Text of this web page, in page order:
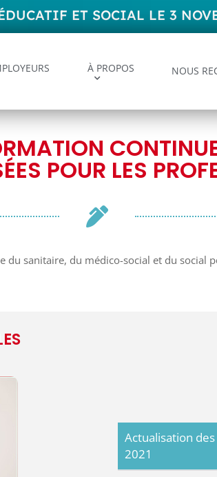
ET SOCIAL LE 3
À PROPOS NOUS
POUR LES
sanitaire, du médico-social et du social
Actualisation
2021